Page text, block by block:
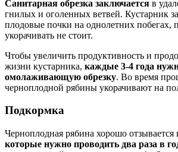
Санитарная обрезка заключается в
гнилых и оголенных ветвей. Кустарник
плодовые почки на однолетних побегах,
укорачивать не стоит.
Чтобы увеличить продуктивность и
жизни кустарника, каждые 3-4 года
омолаживающую обрезку. Во время
черноплодной рябины укорачивают на
Подкормка
Черноплодная рябина хорошо отзывается
которые нужно проводить два раза в